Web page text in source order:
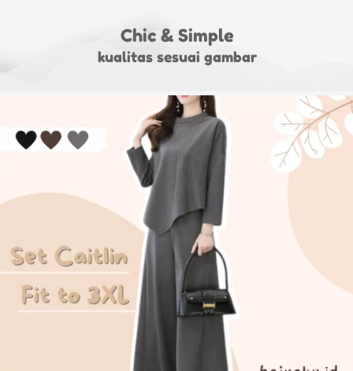
Chic & Simple
kualitas sesuai gambar